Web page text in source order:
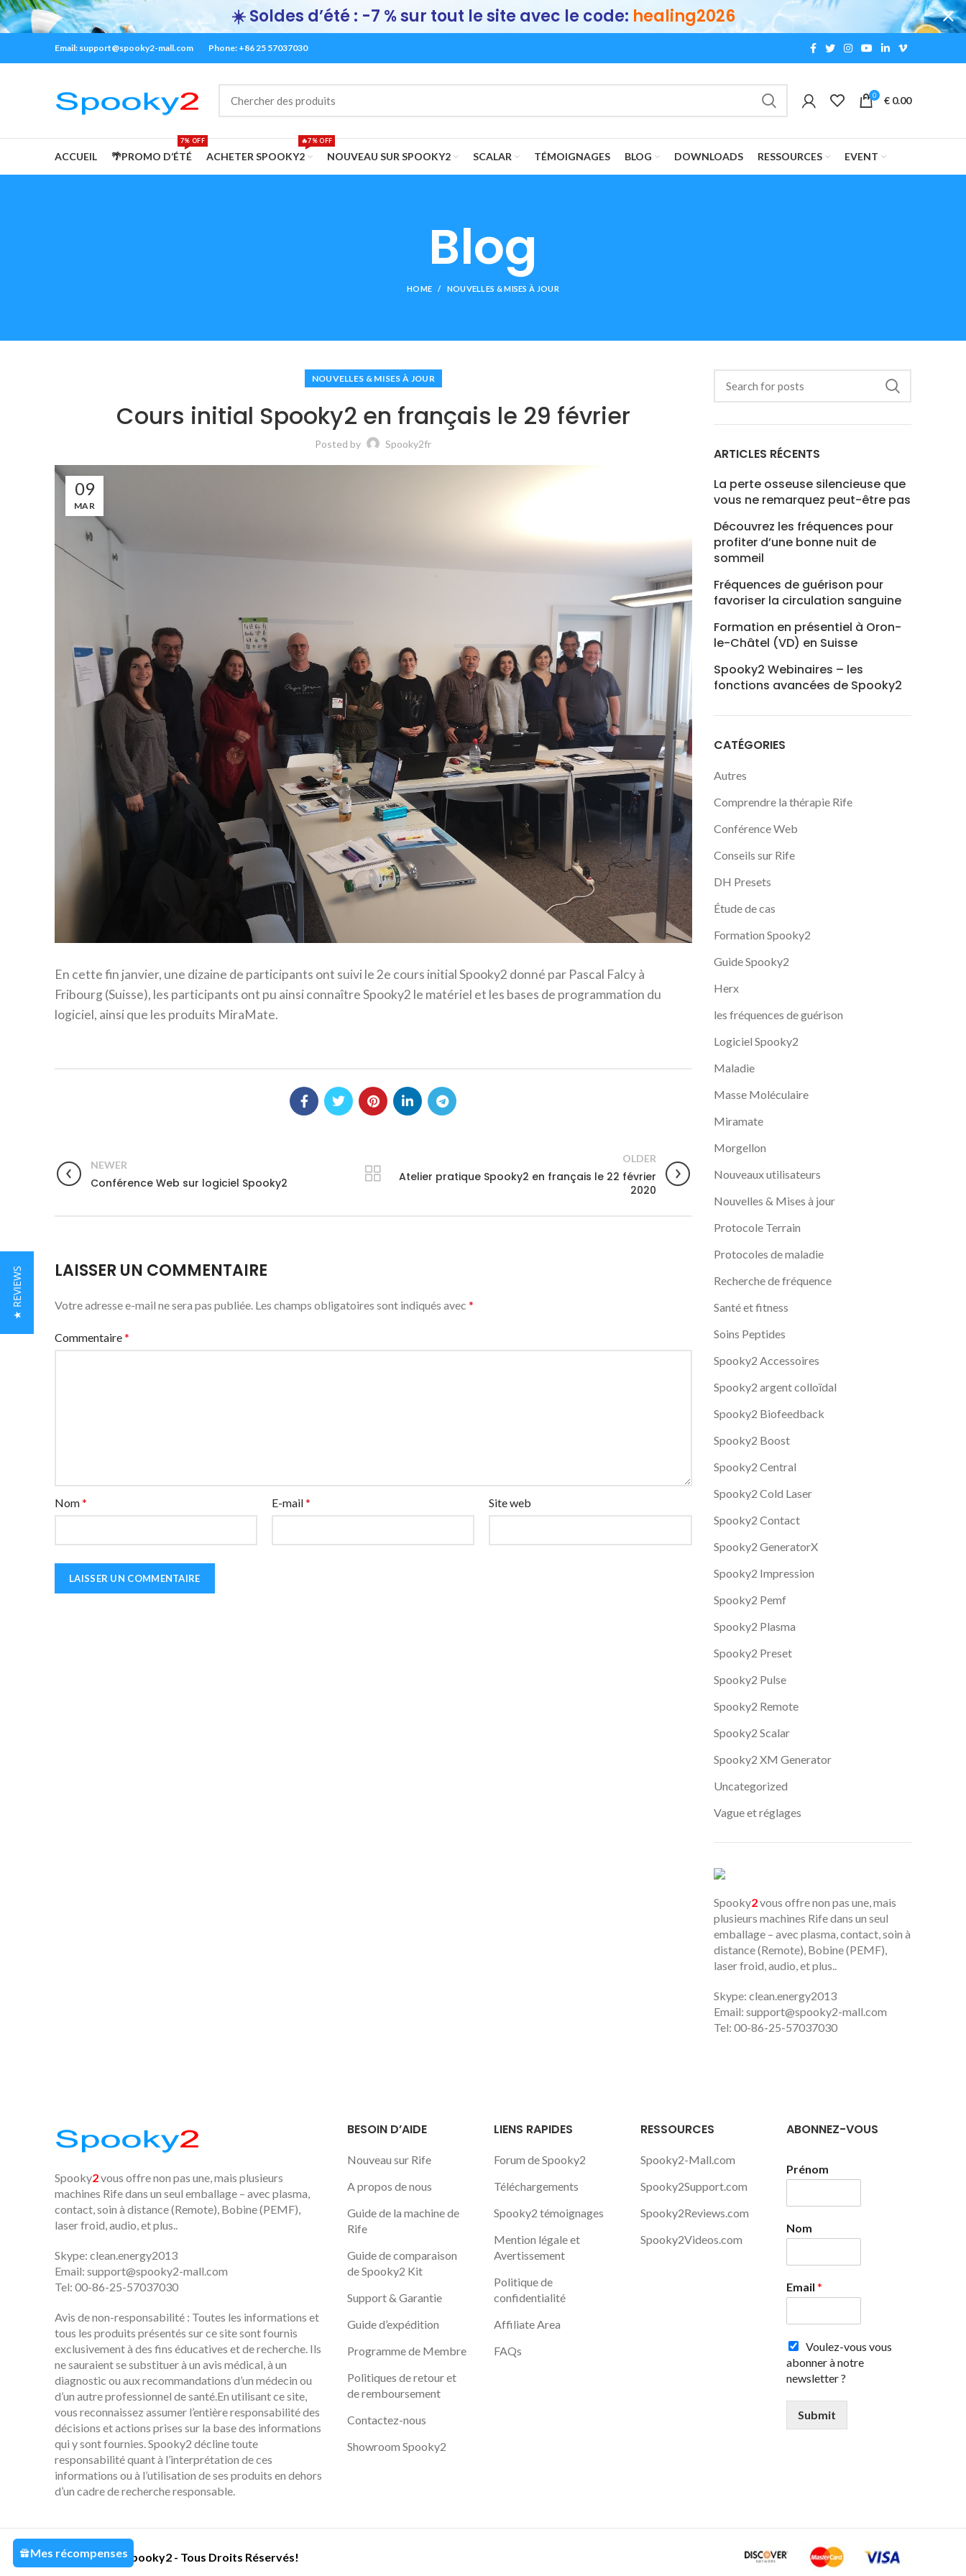
Email: support@spooky2-mall.com Phone: +86 25 57037030
0 € 0.00
ACCUEIL 🌴PROMO D‘ÉTÉ
7% OFF
ACHETER SPOOKY2
🔥7% OFF
NOUVEAU SUR SPOOKY2 SCALAR TÉMOIGNAGES BLOG DOWNLOADS RESSOURCES EVENT
Blog
HOME NOUVELLES & MISES À JOUR
NOUVELLES & MISES À JOUR
Cours initial Spooky2 en français le 29 février
Posted by Spooky2fr
09
MAR
En cette fin janvier, une dizaine de participants ont suivi le 2e cours initial Spooky2 donné par Pascal Falcy à
Fribourg (Suisse), les participants ont pu ainsi connaître Spooky2 le matériel et les bases de programmation du
logiciel, ainsi que les produits MiraMate.
NEWER
Conférence Web sur logiciel Spooky2
OLDER
Atelier pratique Spooky2 en français le 22 février
2020
LAISSER UN COMMENTAIRE
Votre adresse e-mail ne sera pas publiée. Les champs obligatoires sont indiqués avec *
Commentaire*
Nom* E-mail* Site web
ARTICLES RÉCENTS
La perte osseuse silencieuse que
vous ne remarquez peut-être pas
Découvrez les fréquences pour
profiter d’une bonne nuit de
sommeil
Fréquences de guérison pour
favoriser la circulation sanguine
Formation en présentiel à Oron-
le-Châtel (VD) en Suisse
Spooky2 Webinaires – les
fonctions avancées de Spooky2
CATÉGORIES
Autres
Comprendre la thérapie Rife
Conférence Web
Conseils sur Rife
DH Presets
Étude de cas
Formation Spooky2
Guide Spooky2
Herx
les fréquences de guérison
Logiciel Spooky2
Maladie
Masse Moléculaire
Miramate
Morgellon
Nouveaux utilisateurs
Nouvelles & Mises à jour
Protocole Terrain
Protocoles de maladie
Recherche de fréquence
Santé et fitness
Soins Peptides
Spooky2 Accessoires
Spooky2 argent colloïdal
Spooky2 Biofeedback
Spooky2 Boost
Spooky2 Central
Spooky2 Cold Laser
Spooky2 Contact
Spooky2 GeneratorX
Spooky2 Impression
Spooky2 Pemf
Spooky2 Plasma
Spooky2 Preset
Spooky2 Pulse
Spooky2 Remote
Spooky2 Scalar
Spooky2 XM Generator
Uncategorized
Vague et réglages
Spooky2vous offre non pas une, mais
plusieurs machines Rife dans un seul
emballage – avec plasma, contact, soin à
distance (Remote), Bobine (PEMF),
laser froid, audio, et plus..
Skype: clean.energy2013
Email: support@spooky2-mall.com
Tel: 00-86-25-57037030
Spooky2vous offre non pas une, mais plusieurs
machines Rife dans un seul emballage – avec plasma,
contact, soin à distance (Remote), Bobine (PEMF),
laser froid, audio, et plus..
Skype: clean.energy2013
Email: support@spooky2-mall.com
Tel: 00-86-25-57037030
Avis de non-responsabilité : Toutes les informations et
tous les produits présentés sur ce site sont fournis
exclusivement à des fins éducatives et de recherche. Ils
ne sauraient se substituer à un avis médical, à un
diagnostic ou aux recommandations d’un médecin ou
d’un autre professionnel de santé.En utilisant ce site,
vous reconnaissez assumer l’entière responsabilité des
décisions et actions prises sur la base des informations
qui y sont fournies. Spooky2 décline toute
responsabilité quant à l’interprétation de ces
informations ou à l’utilisation de ses produits en dehors
d’un cadre de recherche responsable.
BESOIN D’AIDE
Nouveau sur Rife
A propos de nous
Guide de la machine de
Rife
Guide de comparaison
de Spooky2 Kit
Support & Garantie
Guide d’expédition
Programme de Membre
Politiques de retour et
de remboursement
Contactez-nous
Showroom Spooky2
LIENS RAPIDES
Forum de Spooky2
Téléchargements
Spooky2 témoignages
Mention légale et
Avertissement
Politique de
confidentialité
Affiliate Area
FAQs
RESSOURCES
Spooky2-Mall.com
Spooky2Support.com
Spooky2Reviews.com
Spooky2Videos.com
ABONNEZ-VOUS
Prénom
Nom
Email*
Voulez-vous vous
abonner à notre
newsletter ?
Submit
2014-2022 Spooky2 - Tous Droits Réservés!
☀️ Soldes d’été : -7 % sur tout le site avec le code: healing2026
Mes récompenses
★ REVIEWS